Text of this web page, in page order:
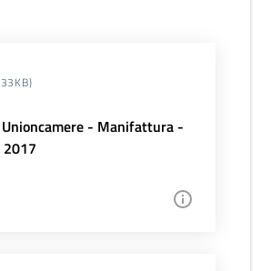
- Manifattura -